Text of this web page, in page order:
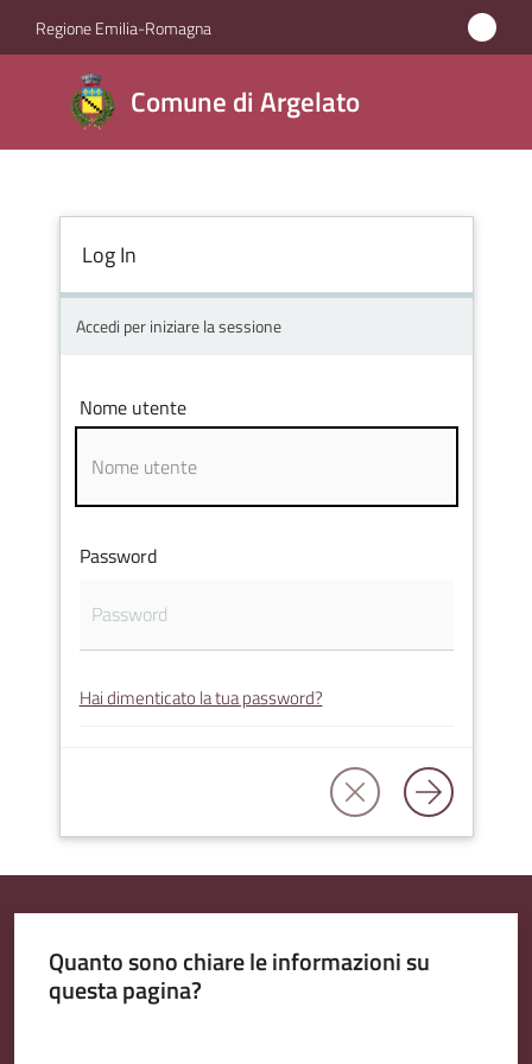
Vai al contenuto
Vai alla navigazione
Vai al footer
Regione Emilia-Romagna
Comune di Argelato
Comune
di
Argelato
Amministrazione
Novità
Servizi
Amministrazione
Seguici
Log In
Accedi per iniziare la sessione
Nome utente
Password
Hai dimenticato la tua password?
Quanto sono chiare le informazioni su
questa pagina?